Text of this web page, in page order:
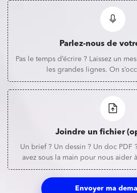
Parlez-nous de
Pas le temps d’écrire ? Laissez un
les grandes lignes. On
Joindre un fichier
Un brief ? Un dessin ? Un doc PDF
avez sous la main pour nous aider
Envoyer ma